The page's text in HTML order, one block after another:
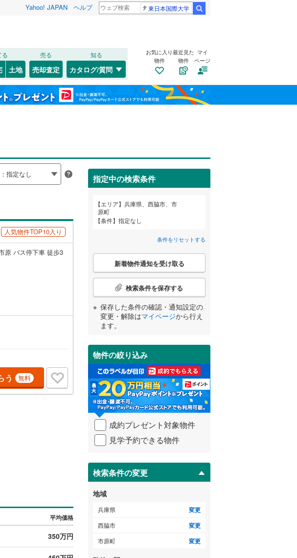
Yahoo! JAPAN ヘルプ 東日本国際大学
る
土地
売る
売却査定
知る
カタログ/質問
お気に入り
物件
最近見た
物件
マイ
ページ
人気物件TOP10入り
原 バス停下車 徒歩3
う 無料
平均価格
350万円
指定中の検索条件
エリア
兵庫県、西脇市、市
原町
条件
指定なし
条件をリセットする
こ
検
条
件
受
け
取
る
・
条
件
を
イ
ペ
ジ
に
保
存
す
る
新着物件通知を受け取る
検索条件を保存する
保存した条件の確認・通知設定の
変更・解除はマイページから行え
ます。
物件の絞り込み
成約プレゼント対象物件
見学予約できる物件
検索条件の変更
地域
兵庫県 変更
西脇市 変更
市原町 変更
山形 福島
山口
鹿児島 沖縄
兵庫区(10)
垂水区(103)
芦屋市(30)
豊岡市(6)
西脇市(12)
高砂市(16)
(0)
朝来市(6)
加東市(10)
町(40) 多可郡多可町(6)
揖保郡太子町(11
(2 ) 美方郡香美町(0 )
高田井町(2)
和田町(1)
山陽本線（JR西日本）(
姫新線(0)
東西線(0)
阪急伊丹線(0)
(0) 阪神本線(0)
能勢電鉄妙見線(0 )
(0) 神戸電鉄粟生線(
(0)
神戸新交通ポートアイランド線
アイランド線 北条鉄道(0)
以上（1）
レージ（0） 太陽光発電システム（0）
0）
住宅（0）
）
て（0） 3階建て以上（0）
内（0） 小学校まで1km以内（0）
南道路（0）
た
から設定できます。
る
リストを見る
リストを見る